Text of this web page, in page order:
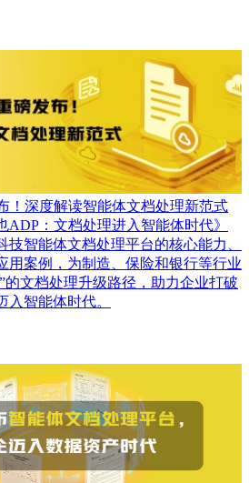
！深度解读智能体文档处理新范式
：文档处理进入智能体时代》
技智能体文档处理平台的核心能力、
用案例，为制造、保险和银行等行业
的文档处理升级路径，助力企业打破
智能体时代。